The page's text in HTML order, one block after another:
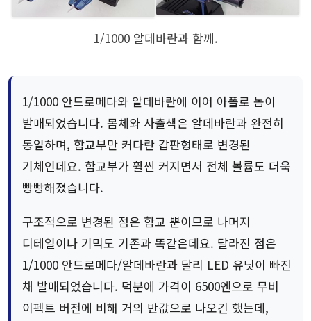
1/1000 알데바란과 함께.
1/1000 안드로메다와 알데바란에 이어 아폴로 놈이
발매되었습니다. 몸체와 사출색은 알데바란과 완전히
동일하며, 함교부만 커다란 갑판형태로 변경된
기체인데요. 함교부가 훨씬 커지면서 전체 볼륨도 더욱
빵빵해졌습니다.
구조적으로 변경된 점은 함교 뿐이므로 나머지
디테일이나 기믹도 기존과 똑같은데요. 달라진 점은
1/1000 안드로메다/알데바란과 달리 LED 유닛이 빠진
채 발매되었습니다. 덕분에 가격이 6500엔으로 무비
이펙트 버전에 비해 거의 반값으로 나오긴 했는데,